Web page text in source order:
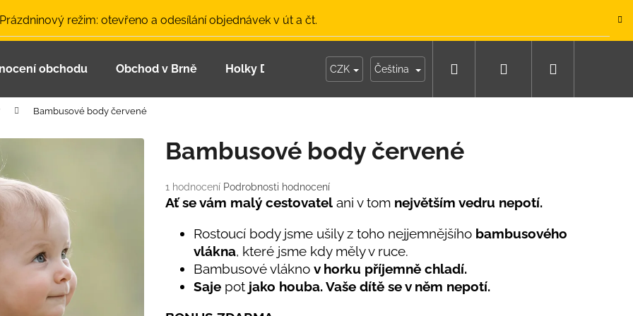
režim: otevřeno a odesílání objednávek v út a čt.
obchodu Obchod v Brně Holky Dupeťačky Moje objednávka
CZK Čeština Hledat Přihlášení
Bambusové body červené
Průměrné
hodnocení
hvězdiček.
1 hodnocení Podrobnosti hodnocení
Bambusové body červené
Ať se vám malý cestovatel ani v tom největším vedru nepotí.
Rostoucí body jsme ušily z toho nejjemnějšího bambusového
vlákna, které jsme kdy měly v ruce.
Bambusové vlákno v horku příjemně chladí.
Saje pot jako houba. Vaše dítě se v něm nepotí.
Co potřebujete najít?
Doporučujeme
LETNÍ ČEPICE UV 30 SVĚTLE MODRÁ